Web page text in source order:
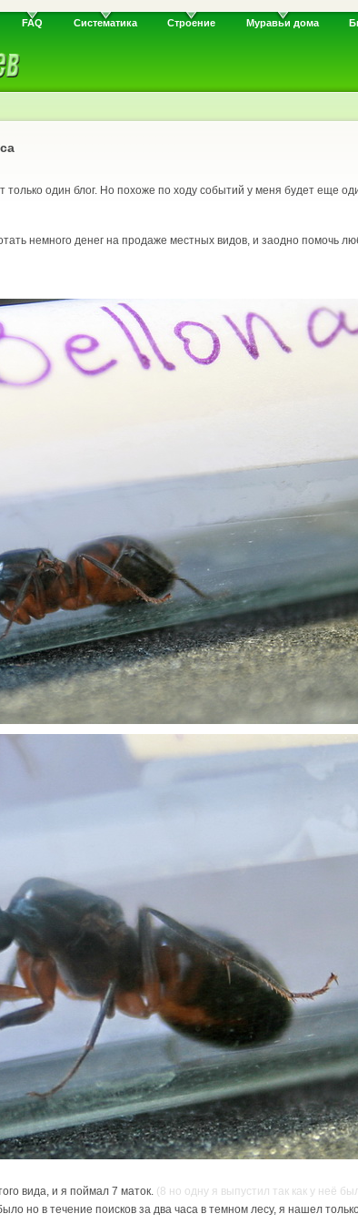
FAQ Систематика Строение Муравьи дома
только один блог. Но похоже по ходу событий у меня будет еще
немного денег на продаже местных видов, и заодно помочь
вида, и я поймал 7 маток. (8 но одну я выпустил так как у неё
но в течение поисков за два часа в темном лесу, я нашел